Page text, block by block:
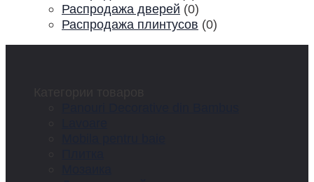
Распродажа дверей (0)
Распродажа плинтусов (0)